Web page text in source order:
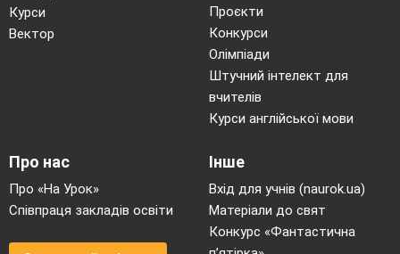
Курси
Вектор
Проєкти
Конкурси
Олімпіади
Штучний інтелект для
вчителів
Курси англійської мови
Про нас
Про «На Урок»
Співпраця закладів освіти
Інше
Вхід для учнів (naurok.ua)
Матеріали до свят
Конкурс «Фантастична